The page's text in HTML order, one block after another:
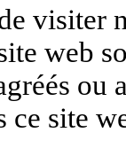
visiter
web
ce site